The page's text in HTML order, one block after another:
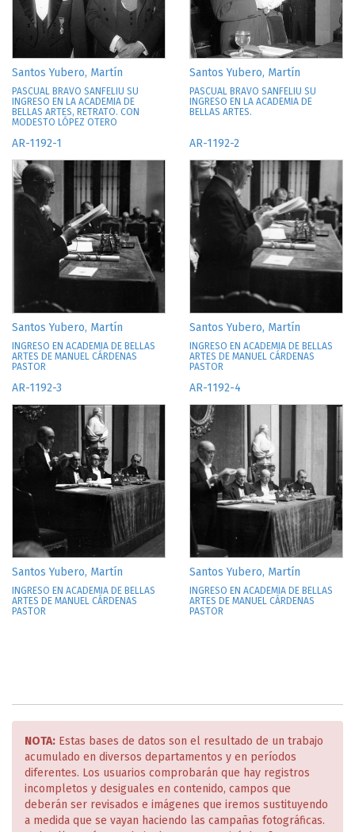
Santos Yubero, Martín
PASCUAL BRAVO SANFELIU SU
INGRESO EN LA ACADEMIA DE
BELLAS ARTES, RETRATO. CON
MODESTO LÓPEZ OTERO
Santos Yubero, Martín
PASCUAL BRAVO SANFELIU SU
INGRESO EN LA ACADEMIA DE
BELLAS ARTES.
AR-1192-1
Santos Yubero, Martín
INGRESO EN ACADEMIA DE BELLAS
ARTES DE MANUEL CÁRDENAS
PASTOR
AR-1192-2
Santos Yubero, Martín
INGRESO EN ACADEMIA DE BELLAS
ARTES DE MANUEL CÁRDENAS
PASTOR
AR-1192-3
Santos Yubero, Martín
INGRESO EN ACADEMIA DE BELLAS
ARTES DE MANUEL CÁRDENAS
PASTOR
AR-1192-4
Santos Yubero, Martín
INGRESO EN ACADEMIA DE BELLAS
ARTES DE MANUEL CÁRDENAS
PASTOR
NOTA: Estas bases de datos son el resultado de un trabajo
acumulado en diversos departamentos y en períodos
diferentes. Los usuarios comprobarán que hay registros
incompletos y desiguales en contenido, campos que
deberán ser revisados e imágenes que iremos sustituyendo
a medida que se vayan haciendo las campañas fotográficas.